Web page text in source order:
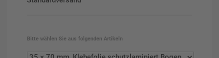
Bitte wählen Sie aus folgenden Artikeln